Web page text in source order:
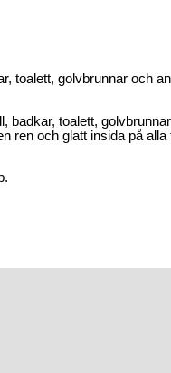
toalett, golvbrunnar och
toalett,
ren och glatt insida på